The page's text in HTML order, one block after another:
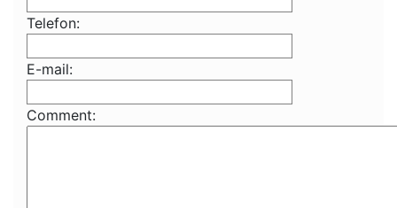
Telefon:
E-mail:
Comment: